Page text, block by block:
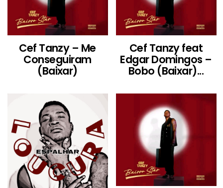
Cef Tanzy – Me
Conseguiram
(Baixar)
Cef Tanzy feat
Edgar Domingos –
Bobo (Baixar)...